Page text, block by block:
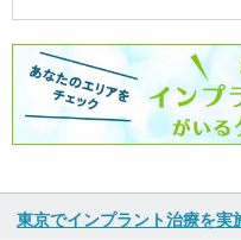
東京でインプラント治療を実